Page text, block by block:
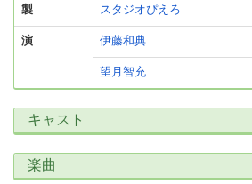
製 スタジオぴえろ
演 伊藤和典
望月智充
キャスト
楽曲